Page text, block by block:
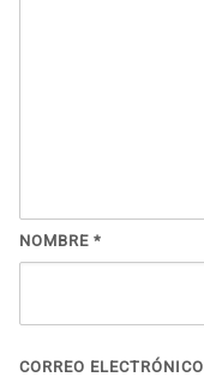
NOMBRE *
CORREO ELECTRÓNICO